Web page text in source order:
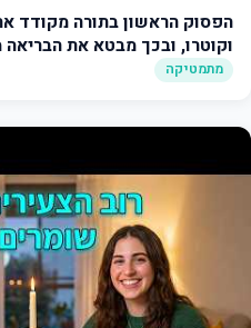
הפסוק הראשון בתורה מקודד
וקוטרו, ובכך מבטא את
(וממצאים רבים נוספים)
מתמטיקה